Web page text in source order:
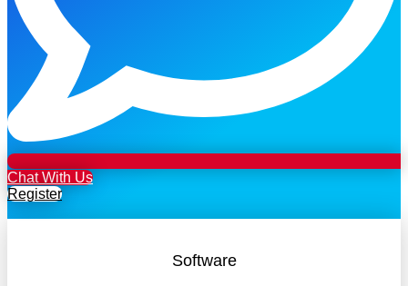
Chat With Us
Register
Software